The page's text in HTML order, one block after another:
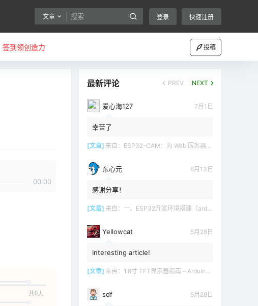
文章 登录 快速注册
签到领创造力 投稿
00:00
共0人
最新评论 PREV NEXT
爱心海127 7月1日
幸苦了
[文章] 来自： ESP32-CAM：为 Web 服务器（Arduino IDE）设置接入点（AP）
东心元 6月13日
感谢分享！
[文章] 来自： 一、ESP32开发环境搭建（arduino）
Yellowcat 5月28日
Interesting article!
[文章] 来自： 1.8寸 TFT显示器指南 – Arduino教程
sdf 5月28日